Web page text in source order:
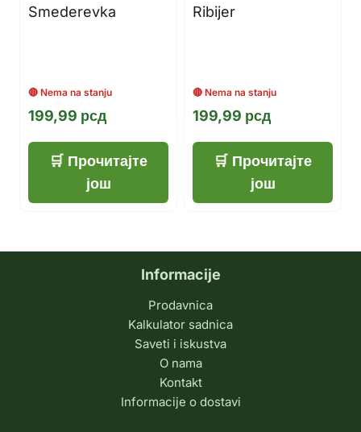
Smederevka
199,99 рсд
Прочитајте
још
Ribijer
199,99 рсд
Прочитајте
још
Informacije
Prodavnica
Kalkulator sadnica
Saveti i iskustva
O nama
Kontakt
Informacije o dostavi